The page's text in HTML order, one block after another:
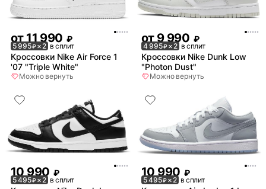
от11 990 ₽
5 995₽× 2 в сплит
Кроссовки Nike Air Force 1
'07 "Triple White"
Можно вернуть
от9 990 ₽
4 995₽× 2 в сплит
Кроссовки Nike Dunk Low
"Photon Dust"
Можно вернуть
10 990 ₽
5 495₽× 2 в сплит
10 990 ₽
5 495₽× 2 в сплит